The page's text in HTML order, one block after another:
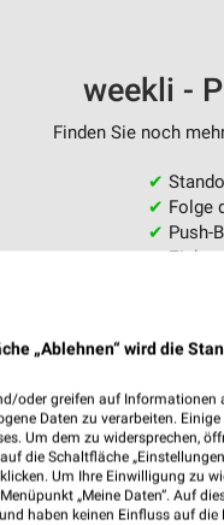
weekli -
Finden Sie noch
✔
✔ Folge
✔ Push-
✔
„Ablehnen“ wird die
oder greifen auf Informationen
Daten zu verarbeiten.
Um dem zu widersprechen,
die Schaltfläche
Um Ihre Einwilligung zu
„Meine Daten“. Auf
haben keinen Einfluss auf die